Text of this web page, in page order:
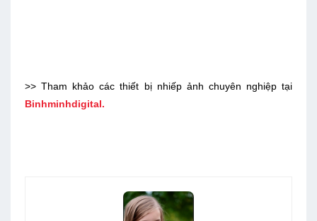
>> Tham khảo các thiết bị nhiếp ảnh chuyên nghiệp tại
Binhminhdigital.